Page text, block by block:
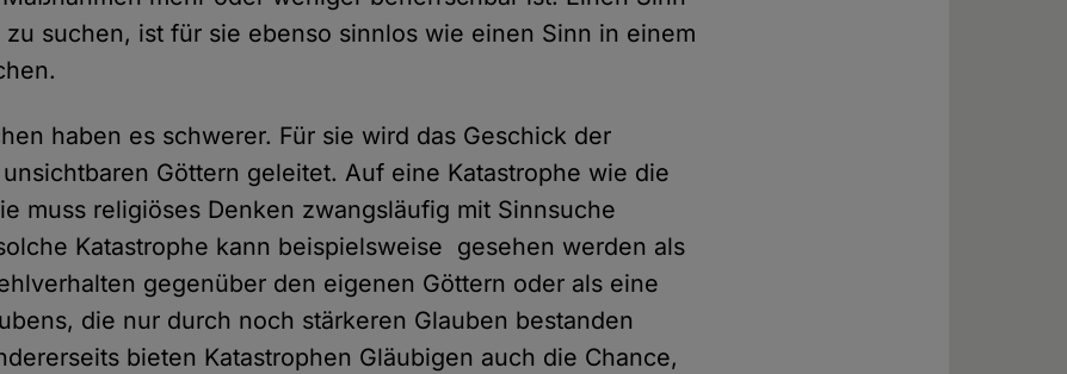
zu suchen, ist für sie ebenso sinnlos wie einen Sinn in einem
haben es schwerer. Für sie wird das Geschick der
Göttern geleitet. Auf eine Katastrophe wie die
muss religiöses Denken zwangsläufig mit Sinnsuche
Katastrophe kann beispielsweise gesehen werden als
gegenüber den eigenen Göttern oder als eine
die nur durch noch stärkeren Glauben bestanden
bieten Katastrophen Gläubigen auch die Chance,